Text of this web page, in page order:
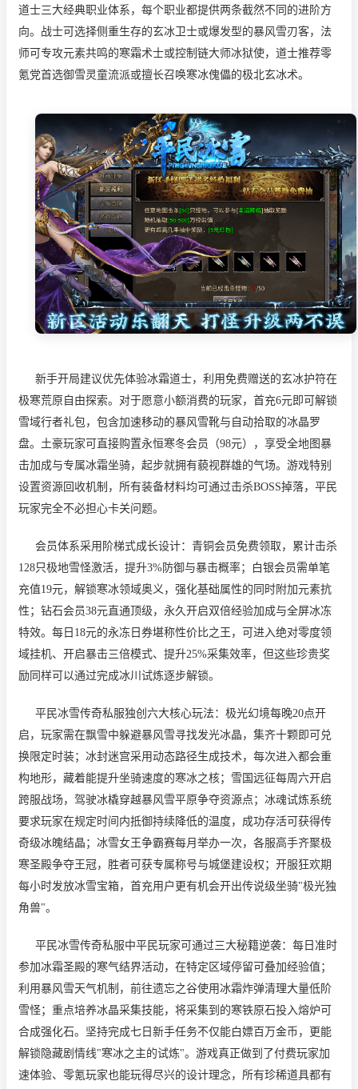
道士三大经典职业体系，每个职业都提供两条截然不同的进阶方
向。战士可选择侧重生存的玄冰卫士或爆发型的暴风雪刃客，法
师可专攻元素共鸣的寒霜术士或控制链大师冰狱使，道士推荐零
氪党首选御雪灵童流派或擅长召唤寒冰傀儡的极北玄冰术。
新手开局建议优先体验冰霜道士，利用免费赠送的玄冰护符在
极寒荒原自由探索。对于愿意小额消费的玩家，首充6元即可解锁
雪域行者礼包，包含加速移动的暴风雪靴与自动拾取的冰晶罗
盘。土豪玩家可直接购置永恒寒冬会员（98元），享受全地图暴
击加成与专属冰霜坐骑，起步就拥有藐视群雄的气场。游戏特别
设置资源回收机制，所有装备材料均可通过击杀BOSS掉落，平民
玩家完全不必担心卡关问题。
会员体系采用阶梯式成长设计：青铜会员免费领取，累计击杀
128只极地雪怪激活，提升3%防御与暴击概率；白银会员需单笔
充值19元，解锁寒冰领域奥义，强化基础属性的同时附加元素抗
性；钻石会员38元直通顶级，永久开启双倍经验加成与全屏冰冻
特效。每日18元的永冻日券堪称性价比之王，可进入绝对零度领
域挂机、开启暴击三倍模式、提升25%采集效率，但这些珍贵奖
励同样可以通过完成冰川试炼逐步解锁。
平民冰雪传奇私服独创六大核心玩法：极光幻境每晚20点开
启，玩家需在飘雪中躲避暴风雪寻找发光冰晶，集齐十颗即可兑
换限定时装；冰封迷宫采用动态路径生成技术，每次进入都会重
构地形，藏着能提升坐骑速度的寒冰之核；雪国远征每周六开启
跨服战场，驾驶冰橇穿越暴风雪平原争夺资源点；冰魂试炼系统
要求玩家在规定时间内抵御持续降低的温度，成功存活可获得传
奇级冰魄结晶；冰雪女王争霸赛每月举办一次，各服高手齐聚极
寒圣殿争夺王冠，胜者可获专属称号与城堡建设权；开服狂欢期
每小时发放冰雪宝箱，首充用户更有机会开出传说级坐骑"极光独
角兽"。
平民冰雪传奇私服中平民玩家可通过三大秘籍逆袭：每日准时
参加冰霜圣殿的寒气结界活动，在特定区域停留可叠加经验值；
利用暴风雪天气机制，前往遗忘之谷使用冰霜炸弹清理大量低阶
雪怪；重点培养冰晶采集技能，将采集到的寒铁原石投入熔炉可
合成强化石。坚持完成七日新手任务不仅能白嫖百万金币，更能
解锁隐藏剧情线"寒冰之主的试炼"。游戏真正做到了付费玩家加
速体验、零氪玩家也能玩得尽兴的设计理念，所有珍稀道具都有